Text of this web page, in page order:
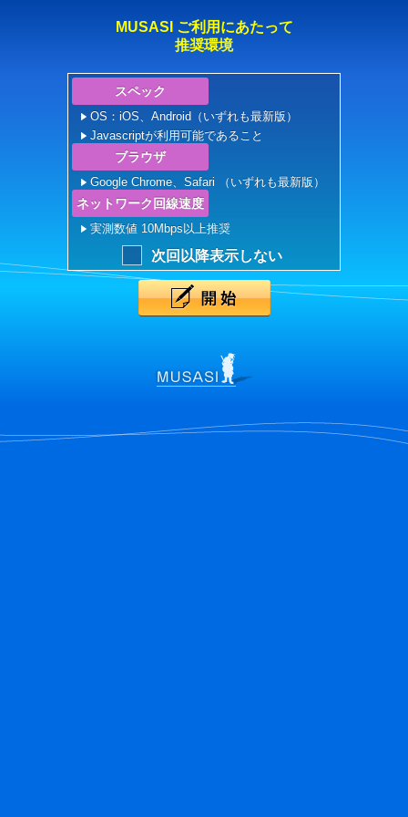
MUSASI ご利用にあたって
推奨環境
スペック
OS：iOS、Android（いずれも最新版）
Javascriptが利用可能であること
ブラウザ
Google Chrome、Safari （いずれも最新版）
ネットワーク回線速度
実測数値 10Mbps以上推奨
次回以降表示しない